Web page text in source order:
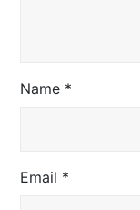
Name *
Email *